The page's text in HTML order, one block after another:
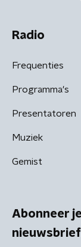
Radio
Frequenties
Programma's
Presentatoren
Muziek
Gemist
Abonneer
nieuwsbrief